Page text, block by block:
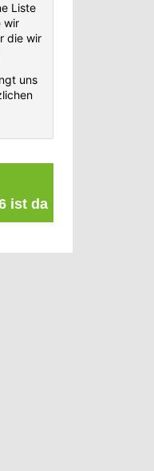
Liste
wir
die wir
uns
ist da